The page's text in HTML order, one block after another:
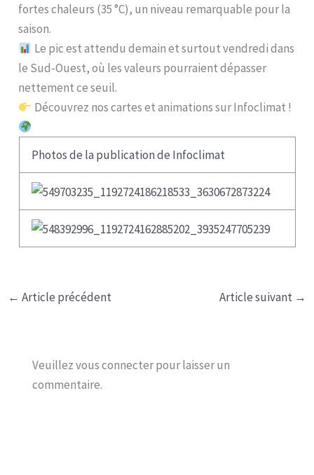
fortes chaleurs (35 °C), un niveau remarquable pour la
saison.
Le pic est attendu demain et surtout vendredi dans
le Sud-Ouest, où les valeurs pourraient dépasser
nettement ce seuil.
Découvrez nos cartes et animations sur Infoclimat !
Photos de la publication de Infoclimat
← Article précédent Article suivant →
Veuillez vous connecter pour laisser un
commentaire.